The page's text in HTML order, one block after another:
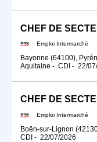
CHEF DE
Emploi Intermarché
Bayonne (64100),
Aquitaine - CDI - 22/
CHEF DE
Emploi Intermarché
Boën-sur-Lignon
CDI - 22/07/2026